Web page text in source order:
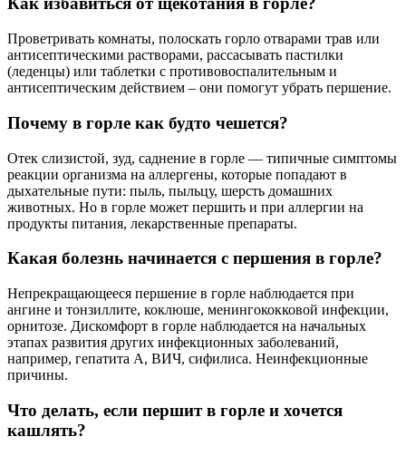
Проветривать комнаты, полоскать горло отварами трав или
антисептическими растворами, рассасывать пастилки
(леденцы) или таблетки с противовоспалительным и
антисептическим действием – они помогут убрать першение.
Почему в горле как будто чешется?
Отек слизистой, зуд, саднение в горле — типичные симптомы
реакции организма на аллергены, которые попадают в
дыхательные пути: пыль, пыльцу, шерсть домашних
животных. Но в горле может першить и при аллергии на
продукты питания, лекарственные препараты.
Какая болезнь начинается с першения в горле?
Непрекращающееся першение в горле наблюдается при
ангине и тонзиллите, коклюше, менингококковой инфекции,
орнитозе. Дискомфорт в горле наблюдается на начальных
этапах развития других инфекционных заболеваний,
например, гепатита А, ВИЧ, сифилиса. Неинфекционные
причины.
Что делать, если першит в горле и хочется
кашлять?